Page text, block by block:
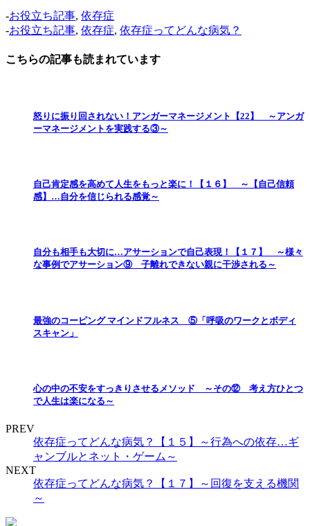
-お役立ち記事, 依存症
-お役立ち記事, 依存症, 依存症ってどんな病気？
こちらの記事も読まれています
怒りに振り回されない！アンガーマネージメント【22】 ～アンガ
ーマネージメントを実践する③～
自己肯定感を高めて人生をもっと楽に！【１６】 ～【自己信頼
感】…自分を信じられる感覚～
自分も相手も大切に…アサーションで自己表現！【１７】 ～様々
な事例でアサーション⑨ 子離れできない親に干渉される～
最強のコーピング マインドフルネス ⑤「呼吸のワークとボディ
スキャン」
心の中の不安をすっきりさせるメソッド ～その⑫ 考え方ひとつ
で人生は楽になる～
PREV
依存症ってどんな病気？【１５】～行為への依存…ギ
ャンブルとネット・ゲーム～
NEXT
依存症ってどんな病気？【１７】～回復を支える機関
～